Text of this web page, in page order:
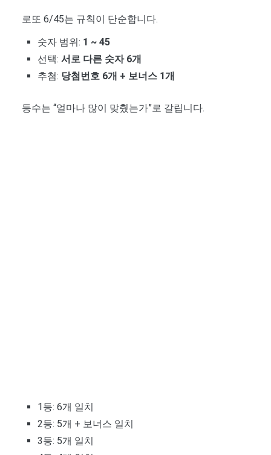
로또 6/45는 규칙이 단순합니다.
숫자 범위: 1 ~ 45
선택: 서로 다른 숫자 6개
추첨: 당첨번호 6개 + 보너스 1개
등수는 “얼마나 많이 맞췄는가”로 갈립니다.
1등: 6개 일치
2등: 5개 + 보너스 일치
3등: 5개 일치